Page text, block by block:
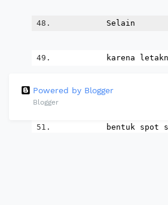
Selain
karena letaknya
dalam
bentuk spot
Powered by Blogger
Blogger